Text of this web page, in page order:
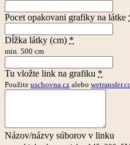
Pocet opakovani grafiky na látke
Dĺžka látky (cm) *
min. 500 cm
Tu vložte link na grafiku *
Použite uschovna.cz alebo
Názov/názvy súborov v linku